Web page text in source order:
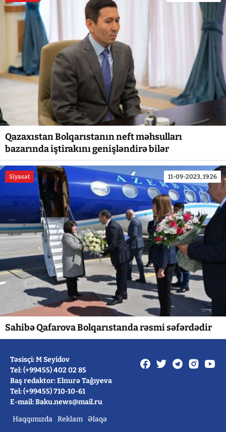
Qazaxıstan Bolqarıstanın neft məhsulları
bazarında iştirakını genişləndirə bilər
Siyasət 11-09-2023, 19:26
Sahibə Qafarova Bolqarıstanda rəsmi səfərdədir
Təsisçi: M Seyidov
Tel: (+99455) 402 02 85
Baş redaktor: Elnurə Tağıyeva
Tel: (+99455) 710-10-61
E-mail: Baku.news@mail.ru
Haqqımızda Reklam Əlaqə